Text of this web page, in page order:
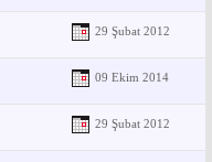
29 Şubat 2012
09 Ekim 2014
29 Şubat 2012